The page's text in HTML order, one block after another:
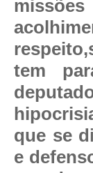
tem
que se
e